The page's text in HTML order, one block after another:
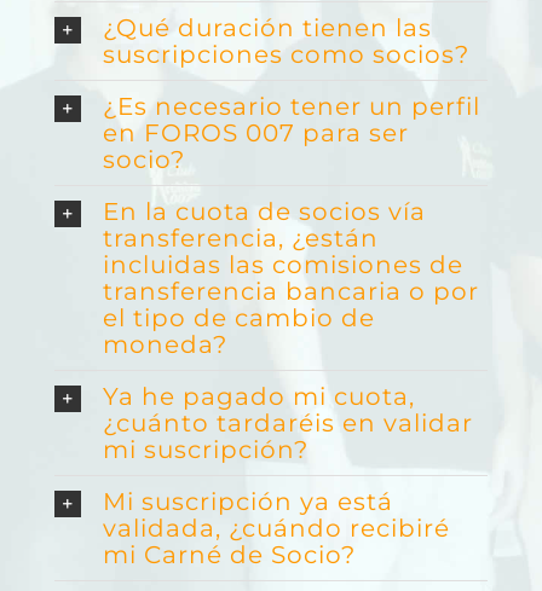
¿Qué duración tienen las
suscripciones como socios?
¿Es necesario tener un perfil
en FOROS 007 para ser
socio?
En la cuota de socios vía
transferencia, ¿están
incluidas las comisiones de
transferencia bancaria o por
el tipo de cambio de
moneda?
Ya he pagado mi cuota,
¿cuánto tardaréis en validar
mi suscripción?
Mi suscripción ya está
validada, ¿cuándo recibiré
mi Carné de Socio?